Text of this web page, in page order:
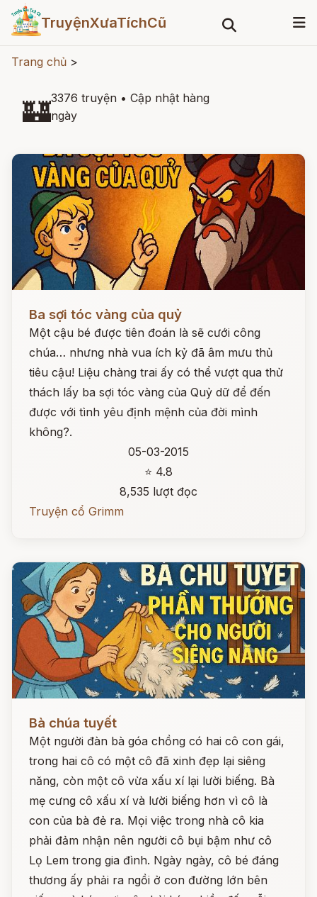
TruyệnXưaTíchCũ
Trang chủ >
🏰3376 truyện • Cập nhật hàng
ngày
Ba sợi tóc vàng của quỷ
Một cậu bé được tiên đoán là sẽ cưới công
chúa… nhưng nhà vua ích kỷ đã âm mưu thủ
tiêu cậu! Liệu chàng trai ấy có thể vượt qua thử
thách lấy ba sợi tóc vàng của Quỷ dữ để đến
được với tình yêu định mệnh của đời mình
không?.
05-03-2015
⭐ 4.8
8,535 lượt đọc
Truyện cổ Grimm
Bà chúa tuyết
Một người đàn bà góa chồng có hai cô con gái,
trong hai cô có một cô đã xinh đẹp lại siêng
năng, còn một cô vừa xấu xí lại lười biếng. Bà
mẹ cưng cô xấu xí và lười biếng hơn vì cô là
con của bà đẻ ra. Mọi việc trong nhà cô kia
phải đảm nhận nên người cô bụi bậm như cô
Lọ Lem trong gia đình. Ngày ngày, cô bé đáng
thương ấy phải ra ngồi ở con đường lớn bên